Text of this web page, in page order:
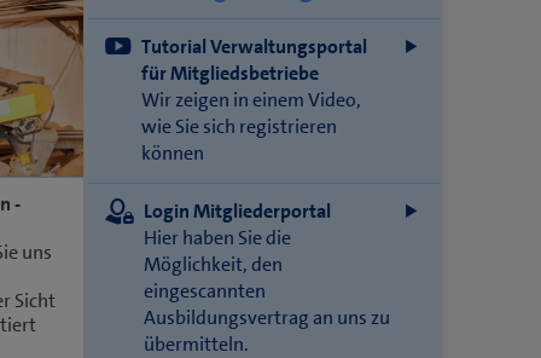
-
uns
Sicht
Tutorial Verwaltungsportal
für Mitgliedsbetriebe
Wir zeigen in einem Video,
wie Sie sich registrieren
können
Login Mitgliederportal
Hier haben Sie die
Möglichkeit, den
eingescannten
Ausbildungsvertrag an uns zu
übermitteln.